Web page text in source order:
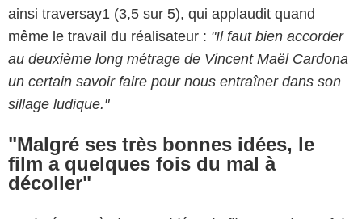
ainsi traversay1 (3,5 sur 5), qui applaudit quand
même le travail du réalisateur : "Il faut bien accorder
au deuxième long métrage de Vincent Maël Cardona
un certain savoir faire pour nous entraîner dans son
sillage ludique."
"Malgré ses très bonnes idées, le
film a quelques fois du mal à
décoller"